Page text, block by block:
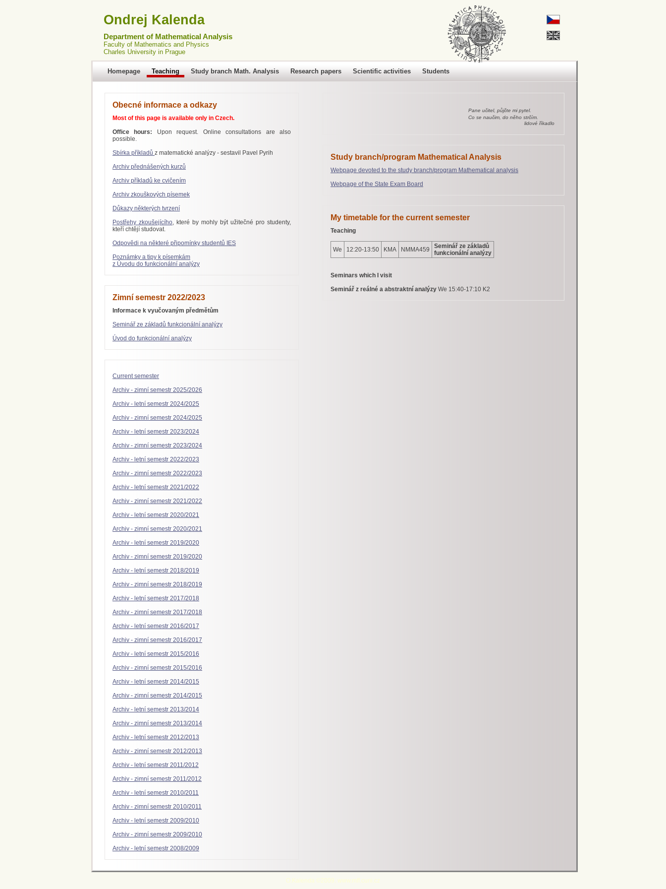
Ondrej Kalenda
Department of Mathematical Analysis
Faculty of Mathematics and Physics
Charles University in Prague
Homepage Teaching Study branch Math. Analysis Research papers Scientific activities Students
Obecné informace a odkazy
Most of this page is available only in Czech.
Office hours:
Upon request. Online consultations are also
possible.
Sbírka příkladů z matematické analýzy - sestavil Pavel Pyrih
Archiv přednášených kurzů
Archiv příkladů ke cvičením
Archiv zkouškových písemek
Důkazy některých tvrzení
Postřehy zkoušejícího, které by mohly být užitečné pro studenty,
kteří chtějí studovat.
Odpovědi na některé připomínky studentů IES
Poznámky a tipy k písemkám
z Úvodu do funkcionální analýzy
Zimní semestr 2022/2023
Informace k vyučovaným předmětům
Seminář ze základů funkcionální analýzy
Úvod do funkcionální analýzy
Current semester
Archiv - zimní semestr 2025/2026
Archiv - letní semestr 2024/2025
Archiv - zimní semestr 2024/2025
Archiv - letní semestr 2023/2024
Archiv - zimní semestr 2023/2024
Archiv - letní semestr 2022/2023
Archiv - zimní semestr 2022/2023
Archiv - letní semestr 2021/2022
Archiv - zimní semestr 2021/2022
Archiv - letní semestr 2020/2021
Archiv - zimní semestr 2020/2021
Archiv - letní semestr 2019/2020
Archiv - zimní semestr 2019/2020
Archiv - letní semestr 2018/2019
Archiv - zimní semestr 2018/2019
Archiv - letní semestr 2017/2018
Archiv - zimní semestr 2017/2018
Archiv - letní semestr 2016/2017
Archiv - zimní semestr 2016/2017
Archiv - letní semestr 2015/2016
Archiv - zimní semestr 2015/2016
Archiv - letní semestr 2014/2015
Archiv - zimní semestr 2014/2015
Archiv - letní semestr 2013/2014
Archiv - zimní semestr 2013/2014
Archiv - letní semestr 2012/2013
Archiv - zimní semestr 2012/2013
Archiv - letní semestr 2011/2012
Archiv - zimní semestr 2011/2012
Archiv - letní semestr 2010/2011
Archiv - zimní semestr 2010/2011
Archiv - letní semestr 2009/2010
Archiv - zimní semestr 2009/2010
Archiv - letní semestr 2008/2009
Pane učitel, půjčte mi pytel.
Co se naučim, do něho strčím.
lidové říkadlo
Study branch/program Mathematical Analysis
Webpage devoted to the study branch/program Mathematical analysis
Webpage of the State Exam Board
My timetable for the current semester
Teaching
We 12:20-13:50 KMA NMMA459
Seminář ze základů
funkcionální analýzy
Seminars which I visit
Seminář z reálné a abstraktní analýzy We 15:40-17:10 K2
O.Kalenda ©2009. www.mff.cuni.cz